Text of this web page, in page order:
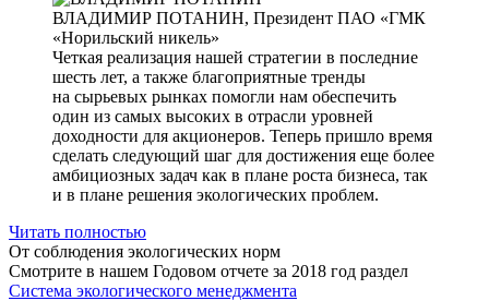
ВЛАДИМИР ПОТАНИН, Президент ПАО «ГМК
«Норильский никель»
Четкая реализация нашей стратегии в последние
шесть лет, а также благоприятные тренды
на сырьевых рынках помогли нам обеспечить
один из самых высоких в отрасли уровней
доходности для акционеров. Теперь пришло время
сделать следующий шаг для достижения еще более
амбициозных задач как в плане роста бизнеса, так
и в плане решения экологических проблем.
Читать полностью
От соблюдения экологических норм
Смотрите в нашем Годовом отчете за 2018 год раздел
Система экологического менеджмента